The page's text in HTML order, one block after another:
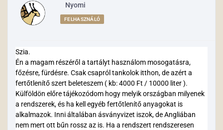
Nyomi
FELHASZNÁLÓ
Szia.
Én a magam részéről a tartályt használom mosogatásra,
főzésre, fürdésre. Csak csapról tankolok itthon, de azért a
fertőtlenítő szert beleteszem ( kb: 4000 Ft / 10000 liter ).
Külföldön előre tájékozódom hogy melyik országban milyenek
a rendszerek, és ha kell egyéb fertőtlenítő anyagokat is
alkalmazok. Inni általában ásványvizet iszok, de Angliában
nem mert ott bűn rossz az is. Ha a rendszert rendszeresen